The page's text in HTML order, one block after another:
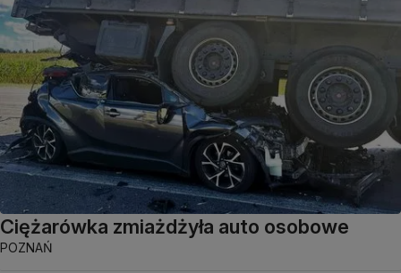
Ciężarówka zmiażdżyła auto osobowe
POZNAŃ